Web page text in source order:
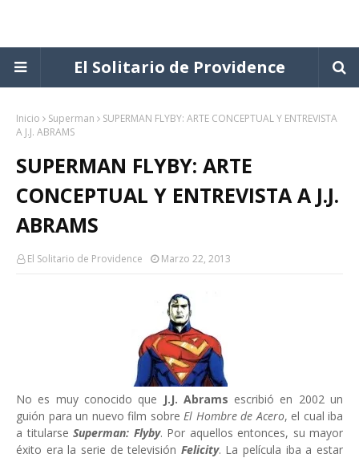
El Solitario de Providence
Inicio Superman
SUPERMAN FLYBY: ARTE CONCEPTUAL Y ENTREVISTA
A J.J. ABRAMS
SUPERMAN FLYBY: ARTE
CONCEPTUAL Y ENTREVISTA A J.J.
ABRAMS
El Solitario de Providence Marzo 22, 2013
No es muy conocido que J.J. Abrams escribió en 2002 un
guión para un nuevo film sobre El Hombre de Acero, el cual iba
a titularse Superman: Flyby. Por aquellos entonces, su mayor
éxito era la serie de televisión Felicity. La película iba a estar